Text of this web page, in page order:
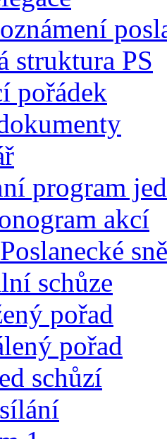
struktura PS
pořádek
program
akcí
schůze
pořad
pořad
schůzí